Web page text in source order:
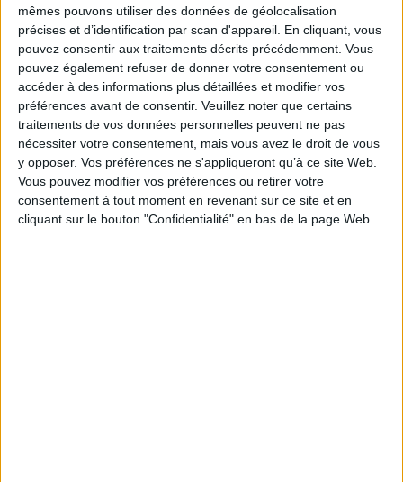
mêmes pouvons utiliser des données de géolocalisation
précises et d’identification par scan d'appareil. En cliquant, vous
pouvez consentir aux traitements décrits précédemment. Vous
pouvez également refuser de donner votre consentement ou
accéder à des informations plus détaillées et modifier vos
préférences avant de consentir. Veuillez noter que certains
traitements de vos données personnelles peuvent ne pas
nécessiter votre consentement, mais vous avez le droit de vous
y opposer. Vos préférences ne s'appliqueront qu’à ce site Web.
Vous pouvez modifier vos préférences ou retirer votre
consentement à tout moment en revenant sur ce site et en
cliquant sur le bouton "Confidentialité" en bas de la page Web.
Déjà abonné.e ?Connectez-vous
Sur le même sujet:
Orbit, un nouveau moyen de gérer vos ressources numériques
gratuitement
0 Commentaire